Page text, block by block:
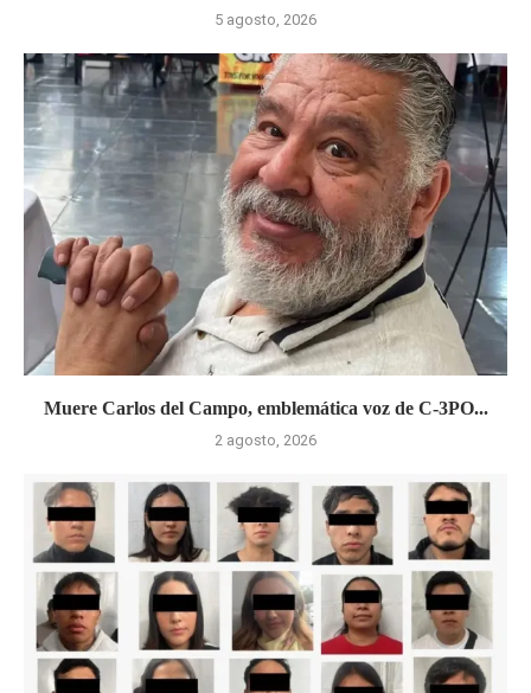
5 agosto, 2026
Muere Carlos del Campo, emblemática voz de C-3PO...
2 agosto, 2026